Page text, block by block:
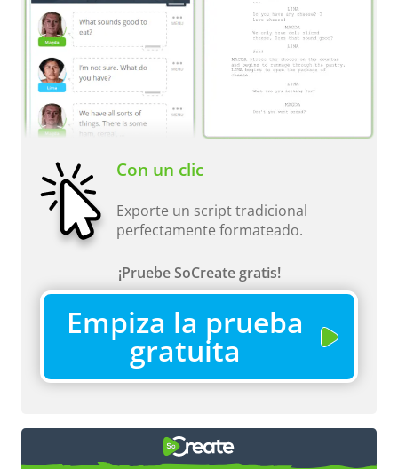
Con un clic
Exporte un script tradicional
perfectamente formateado.
¡Pruebe SoCreate gratis!
Empiza la prueba
gratuita